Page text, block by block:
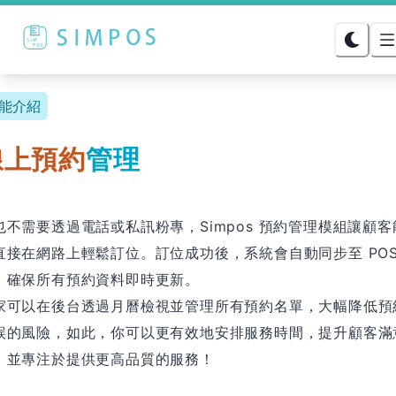
介紹
預約管理
不需要透過電話或私訊粉專，Simpos 預約管理模組讓顧客
接在網路上輕鬆訂位。訂位成功後，系統會自動同步至
確保所有預約資料即時更新。
可以在後台透過月曆檢視並管理所有預約名單，大幅降低預
的風險，如此，你可以更有效地安排服務時間，提升顧客滿
並專注於提供更高品質的服務！